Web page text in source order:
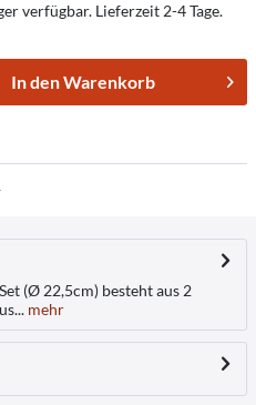
verfügbar. Lieferzeit 2-4 Tage.
In denWarenkorb
(Ø 22,5cm) besteht aus 2
mehr